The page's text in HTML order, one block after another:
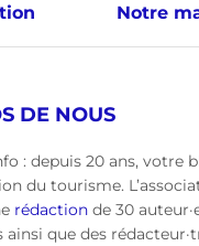
Notre
DE NOUS
: depuis 20 ans, votre
du tourisme.
rédaction de 30
ainsi que des